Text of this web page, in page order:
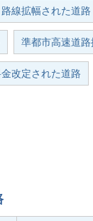
路線拡幅された道路
準都市高速道
改定された道路